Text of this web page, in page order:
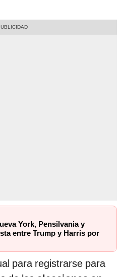
York, Pensilvania y
entre Trump y Harris por
para registrarse para